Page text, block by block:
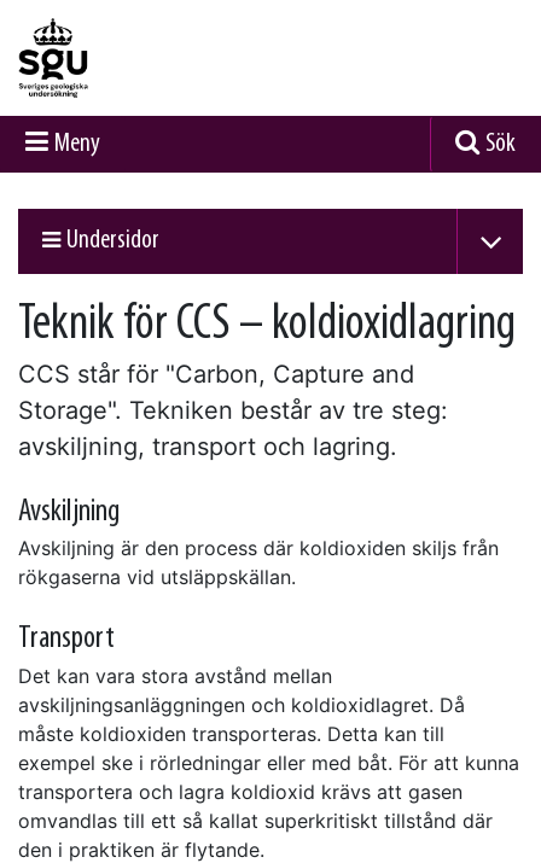
Meny Sök
Undersidor
Teknik för CCS – koldioxidlagring
CCS står för "Carbon, Capture and
Storage". Tekniken består av tre steg:
avskiljning, transport och lagring.
Avskiljning
Avskiljning är den process där koldioxiden skiljs från
rökgaserna vid utsläppskällan.
Transport
Det kan vara stora avstånd mellan
avskiljningsanläggningen och koldioxidlagret. Då
måste koldioxiden transporteras. Detta kan till
exempel ske i rörledningar eller med båt. För att kunna
transportera och lagra koldioxid krävs att gasen
omvandlas till ett så kallat superkritiskt tillstånd där
den i praktiken är flytande.